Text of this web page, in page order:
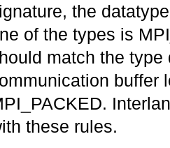
the
of the types is
match the
buffer
these rules.